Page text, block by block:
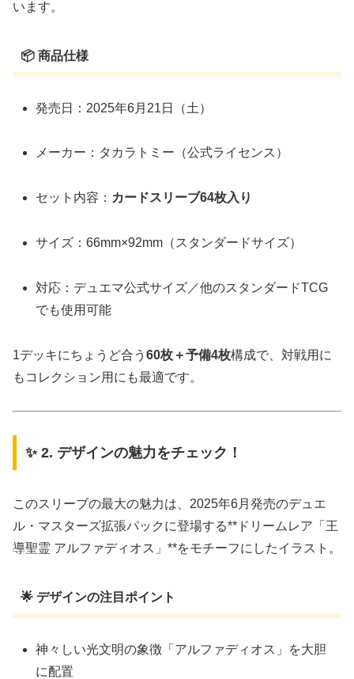
います。
📦 商品仕様
発売日：2025年6月21日（土）
メーカー：タカラトミー（公式ライセンス）
セット内容： カードスリーブ64枚入り
サイズ：66mm×92mm（スタンダードサイズ）
対応：デュエマ公式サイズ／他のスタンダードTCG
でも使用可能
1デッキにちょうど合う 60枚＋予備4枚構成で、対戦用に
もコレクション用にも最適です。
✨ 2. デザインの魅力をチェック！
このスリーブの最大の魅力は、2025年6月発売のデュエ
ル・マスターズ拡張パックに登場する**ドリームレア「王
導聖霊 アルファディオス」**をモチーフにしたイラスト。
🌟 デザインの注目ポイント
神々しい光文明の象徴「アルファディオス」を大胆
に配置